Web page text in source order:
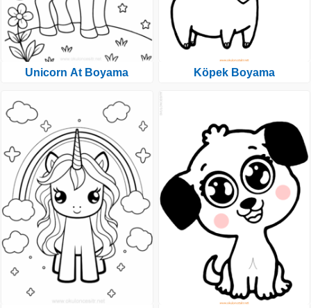
Unicorn At Boyama Köpek Boyama